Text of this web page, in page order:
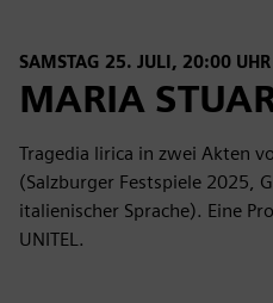
SAMSTAG 25. JULI, 20:00 UHR
MARIA
Tragedia lirica in zwei Akten
(Salzburger Festspiele 2025,
italienischer Sprache). Eine
UNITEL.